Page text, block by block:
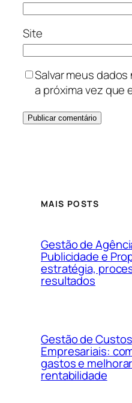
Site
Salvar meus
a próxima vez que
MAIS POSTS
Gestão de
Publicidade e
estratégia,
resultados
Gestão de Custos
Empresariais:
gastos e
rentabilidade